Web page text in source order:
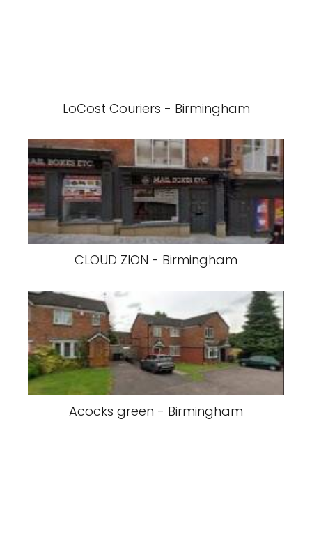
LoCost Couriers - Birmingham
CLOUD ZION - Birmingham
Acocks green - Birmingham